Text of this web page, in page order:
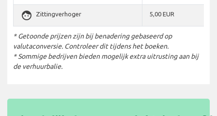
face Zittingverhoger 5,00 EUR
* Getoonde prijzen zijn bij benadering gebaseerd op
valutaconversie. Controleer dit tijdens het boeken.
* Sommige bedrijven bieden mogelijk extra uitrusting aan bij
de verhuurbalie.